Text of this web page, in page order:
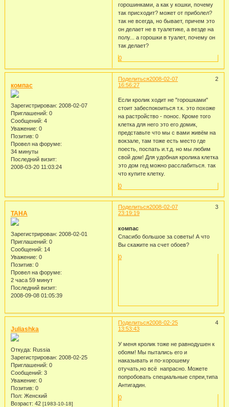
горошинками, а как у кошки, почему
так присходит? может от приболел?
так не всегда, но бывает, причем это
он делает не в туалетике, а везде на
полу... а горошки в туалет, почему он
так делает?
0
Поделиться 2
2008-02-07
16:56:27
компас
Зарегистрирован: 2008-02-07
Приглашений: 0
Сообщений: 4
Уважение: 0
Позитив: 0
Провел на форуме:
34 минуты
Последний визит:
2008-03-20 11:03:24
Если кролик ходит не "горошками"
стоит забеспокоиться т.к. это похоже
на растройство - понос. Кроме того
клетка для него это его домик,
представьте что мы с вами живём на
вокзале, там тоже есть место где
поесть, поспать и.т.д. но мы любим
свой дом! Для удобная кролика клетка
это дом гед можно расслабиться. так
что купите клетку.
0
Поделиться 3
2008-02-07
23:19:19
TAHA
Зарегистрирован: 2008-02-01
Приглашений: 0
Сообщений: 14
Уважение: 0
Позитив: 0
Провел на форуме:
2 часа 59 минут
Последний визит:
2008-09-08 01:05:39
компас
Спасибо большое за советы! А что
Вы скажите на счет обоев?
0
Поделиться 4
2008-02-25
13:53:43
Juliashka
Откуда: Russia
Зарегистрирован: 2008-02-25
Приглашений: 0
Сообщений: 3
Уважение: 0
Позитив: 0
Пол: Женский
Возраст: 42 [1983-10-18]
У меня кролик тоже не равнодушен к
обоям! Мы пытались его и
наказывать и по-хорошему
отучать,но всё напрасно. Можете
попробовать специальные спреи,типа
Антигадин.
0